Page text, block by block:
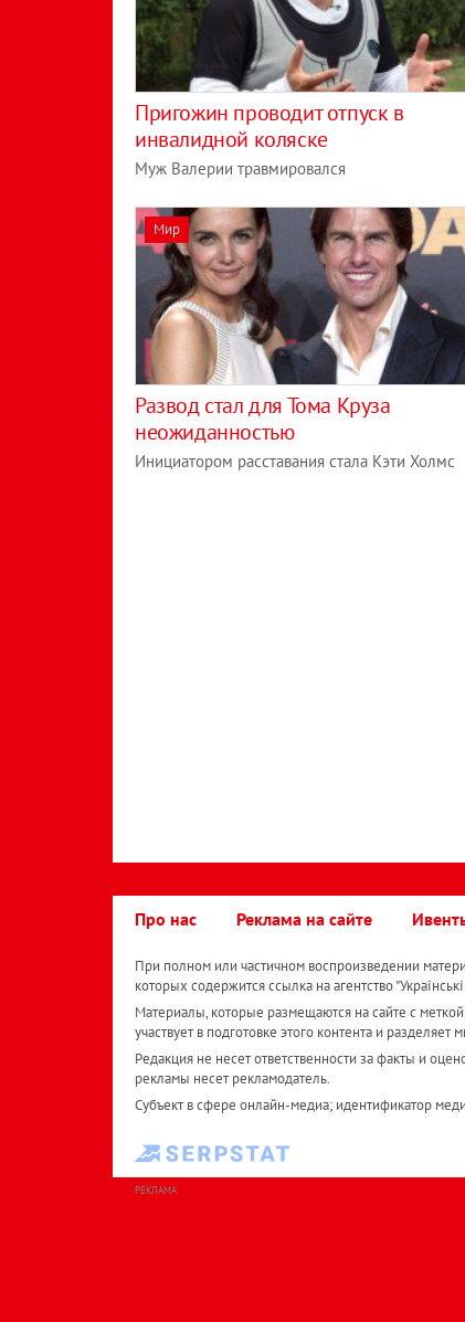
Пригожин проводит отпуск в
инвалидной коляске
Муж Валерии травмировался
Мир
Развод стал для Тома Круза
неожиданностью
Инициатором расставания стала Кэти Холмс
Про нас Реклама на сайте
При полном или частичном воспроизведении
которых содержится ссылка на агентство
Материалы, которые размещаются на сайте с
участвует в подготовке этого контента и
Редакция не несет ответственности за факты и
рекламы несет рекламодатель.
Субъект в сфере онлайн-медиа; идентификатор
РЕКЛАМА